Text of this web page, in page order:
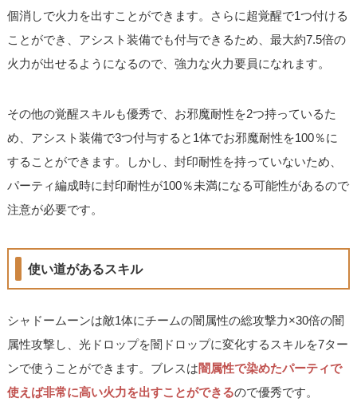
個消しで火力を出すことができます。さらに超覚醒で1つ付ける
ことができ、アシスト装備でも付与できるため、最大約7.5倍の
火力が出せるようになるので、強力な火力要員になれます。
その他の覚醒スキルも優秀で、お邪魔耐性を2つ持っているた
め、アシスト装備で3つ付与すると1体でお邪魔耐性を100％に
することができます。しかし、封印耐性を持っていないため、
パーティ編成時に封印耐性が100％未満になる可能性があるので
注意が必要です。
使い道があるスキル
シャドームーンは敵1体にチームの闇属性の総攻撃力×30倍の闇
属性攻撃し、光ドロップを闇ドロップに変化するスキルを7ター
ンで使うことができます。ブレスは闇属性で染めたパーティで
使えば非常に高い火力を出すことができるので優秀です。